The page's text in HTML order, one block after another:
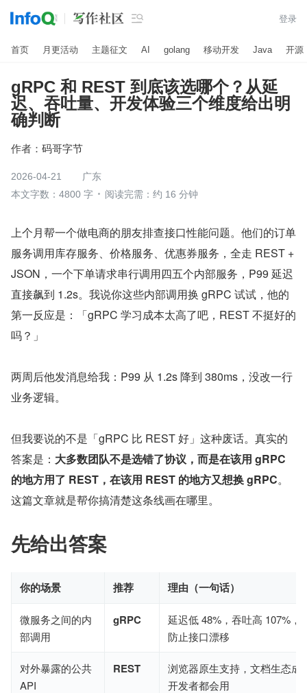
 登录
首页 月更活动 主题征文 AI golang 移动开发 Java 开源
gRPC 和 REST 到底该选哪个？从延
迟、吞吐量、开发体验三个维度给出明
确判断
作者： 码哥字节
2026-04-21
广东
本文字数：4800 字
阅读完需：约 16 分钟
上个月帮一个做电商的朋友排查接口性能问题。他们的订单
服务调用库存服务、价格服务、优惠券服务，全走 REST +
JSON，一个下单请求串行调用四五个内部服务，P99 延迟
直接飙到 1.2s。我说你这些内部调用换 gRPC 试试，他的
第一反应是：「gRPC 学习成本太高了吧，REST 不挺好的
吗？」
两周后他发消息给我：P99 从 1.2s 降到 380ms，没改一行
业务逻辑。
但我要说的不是「gRPC 比 REST 好」这种废话。真实的
答案是： 大多数团队不是选错了协议，而是在该用 gRPC
的地方用了 REST，在该用 REST 的地方又想换 gRPC。
这篇文章就是帮你搞清楚这条线画在哪里。
先给出答案
你的场景 推荐 理由（一句话）
微服务之间的内
部调用
gRPC
延迟低 48%，吞吐高 107%，
防止接口漂移
对外暴露的公共
API
REST
浏览器原生支持，文档生态成
开发者都会用